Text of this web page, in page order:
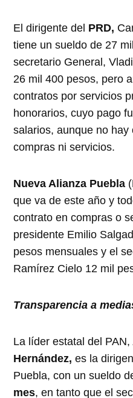
El dirigente del PRD,
tiene un sueldo de 27
secretario General,
26 mil 400 pesos, pero
contratos por servicios
honorarios, cuyo pago
salarios, aunque no hay
compras ni servicios.
Nueva Alianza Puebla
que va de este año y
contrato en compras o
presidente Emilio
pesos mensuales y el
Ramírez Cielo 12 mil
Transparencia a
La líder estatal del PAN,
Hernández, es la
Puebla, con un sueldo
mes, en tanto que el